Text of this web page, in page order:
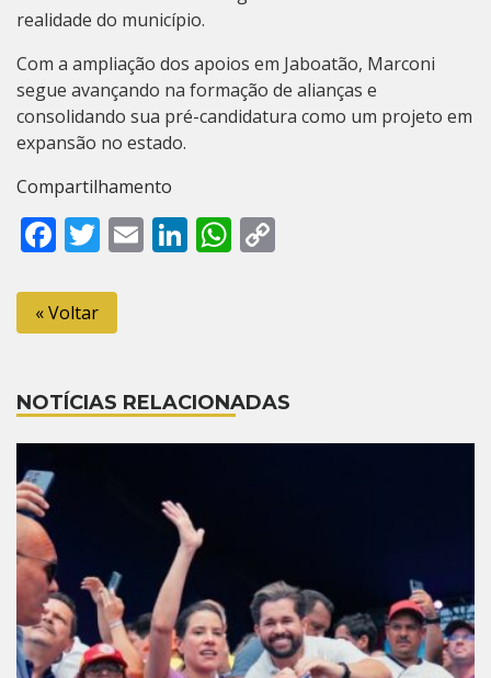
realidade do município.
Com a ampliação dos apoios em Jaboatão, Marconi
segue avançando na formação de alianças e
consolidando sua pré-candidatura como um projeto em
expansão no estado.
Compartilhamento
Facebook
Twitter
EmailLinkedIn
WhatsApp
« Voltar
NOTÍCIAS RELACIONADAS